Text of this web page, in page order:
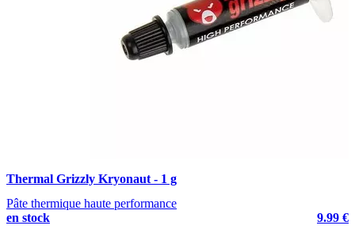
Thermal Grizzly Kryonaut - 1 g
Pâte thermique haute performance
en stock
9.99 €